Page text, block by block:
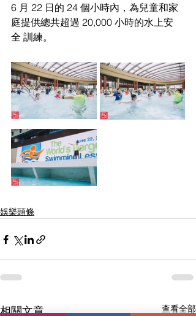
6 月 22 日的 24 個小時內，為兒童和家
庭提供總共超過 20,000 小時的水上安
全 訓練。
娛樂頭條
相關文章 查看全部